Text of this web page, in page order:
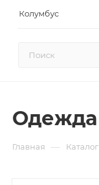
Колумбус
Одежда
Главная — Каталог